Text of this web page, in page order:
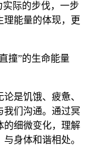
实际的步伐，一步
理能量的体现，更
撞”的生命能量
是饥饿、疲惫、
我们沟通。通过冥
的细微变化，理解
身体和谐相处。